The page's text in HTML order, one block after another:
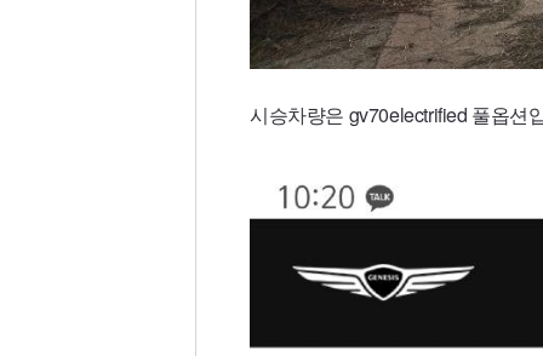
시승차량은 gv70electrified 풀옵션